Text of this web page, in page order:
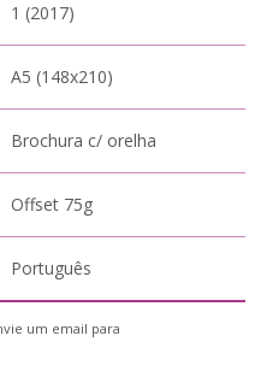
1 (2017)
A5 (148x210)
Brochura c/ orelha
Offset 75g
Português
um email para